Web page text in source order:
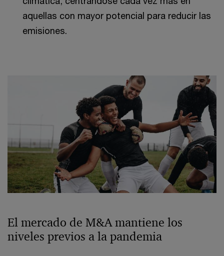
aquellas con mayor potencial para reducir las
emisiones.
El mercado de M&A mantiene los
niveles previos a la pandemia